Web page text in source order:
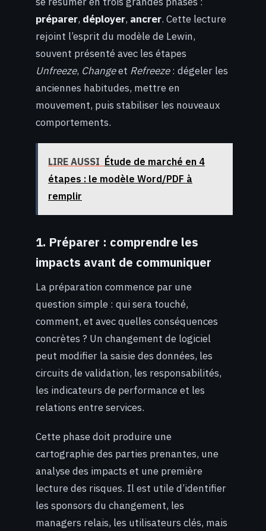
préparer, déployer, ancrer. Cette lecture
rejoint l’esprit du modèle de Lewin,
souvent présenté avec les étapes
Unfreeze, Changeet Refreeze: dégeler les
anciennes habitudes, mettre en
mouvement, puis stabiliser les nouveaux
comportements.
LIRE AUSSI Étude de marché en 4
étapes : le modèle Word/PDF à
remplir
1. Préparer : comprendre les
impacts avant de communiquer
La préparation commence par une
question simple : qui sera touché,
comment, et avec quelles conséquences
concrètes ? Un changement de logiciel
peut modifier la saisie des données, les
circuits de validation, les responsabilités,
les indicateurs de performance et les
relations entre services.
Cette phase doit produire une
cartographie des parties prenantes, une
analyse des impacts et une première
lecture des risques. Il est utile d’identifier
les sponsors du changement, les
managers relais, les utilisateurs clés, mais